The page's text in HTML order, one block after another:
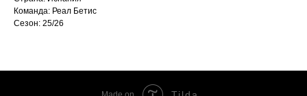
Команда: Реал Бетис
Сезон: 25/26